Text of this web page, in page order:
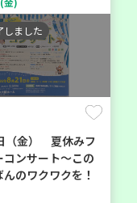
しました
（金） 夏休みフ
コンサート～この
のワクワクを！